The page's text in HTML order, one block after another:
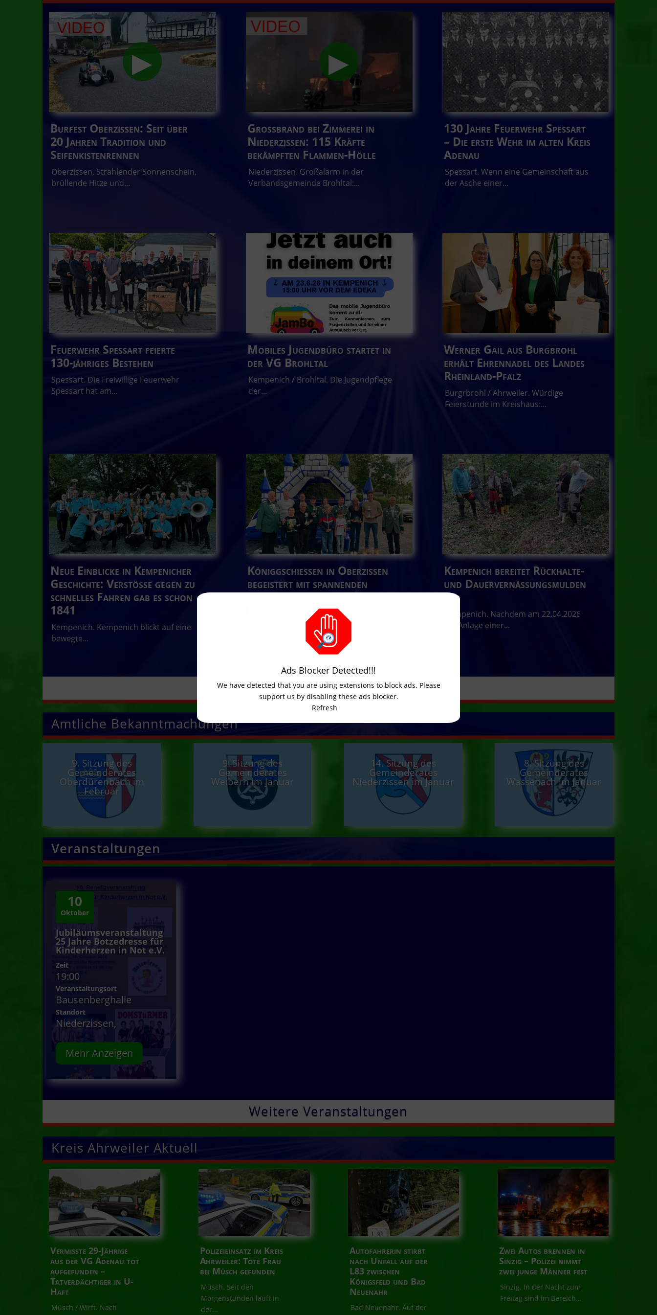
Burfest Oberzissen: Seit über
20 Jahren Tradition und
Seifenkistenrennen
Oberzissen. Strahlender Sonnenschein,
brüllende Hitze und...
Großbrand bei Zimmerei in
Niederzissen: 115 Kräfte
bekämpften Flammen-Hölle
Niederzissen. Großalarm in der
Verbandsgemeinde Brohltal:...
130 Jahre Feuerwehr Spessart
– Die erste Wehr im alten Kreis
Adenau
Spessart. Wenn eine Gemeinschaft aus
der Asche einer...
Feuerwehr Spessart feierte
130-jähriges Bestehen
Spessart. Die Freiwillige Feuerwehr
Spessart hat am...
Mobiles Jugendbüro startet in
der VG Brohltal
Kempenich / Brohltal. Die Jugendpflege
der...
Werner Gail aus Burgbrohl
erhält Ehrennadel des Landes
Rheinland-Pfalz
Burgrbrohl / Ahrweiler. Würdige
Feierstunde im Kreishaus:...
Neue Einblicke in Kempenicher
Geschichte: Verstöße gegen zu
schnelles Fahren gab es schon
1841
Kempenich. Kempenich blickt auf eine
bewegte...
Königgschießen in Oberzissen
begeistert mit spannenden
Wettkämpfen und großer
Oberzissen. Beim traditionellen
Königsschießen am...
Kempenich bereitet Rückhalte-
und Dauervernässungsmulden
vor
Kempenich. Nachdem am 22.04.2026
die Anlage einer...
Zu Brohltal Aktuell
Amtliche Bekanntmachungen
9. Sitzung des
Gemeinderates
Oberdürenbach im
Februar
9. Sitzung des
Gemeinderates
Weibern im Januar
14. Sitzung des
Gemeinderates
Niederzissen im Januar
8. Sitzung des
Gemeinderates
Wassenach im Januar
Veranstaltungen
10
Oktober
Jubiläumsveranstaltung
25 Jahre Botzedresse für
Kinderherzen in Not e.V.
Zeit
19:00
Veranstaltungsort
Bausenberghalle
Standort
Niederzissen,
Mehr Anzeigen
Weitere Veranstaltungen
Kreis Ahrweiler Aktuell
Vermisste 29-Jährige
aus der VG Adenau tot
aufgefunden –
Tatverdächtiger in U-
Haft
Müsch / Wirft. Nach
Polizeieinsatz im Kreis
Ahrweiler: Tote Frau
bei Müsch gefunden
Müsch. Seit den
Morgenstunden läuft in
der...
Autofahrerin stirbt
nach Unfall auf der
L83 zwischen
Königsfeld und Bad
Neuenahr
Bad Neuenahr. Auf der
Zwei Autos brennen in
Sinzig – Polizei nimmt
zwei junge Männer fest
Sinzig. In der Nacht zum
Freitag sind im Bereich...
Ads Blocker Detected!!!
We have detected that you are using extensions to block ads. Please
support us by disabling these ads blocker.
Refresh